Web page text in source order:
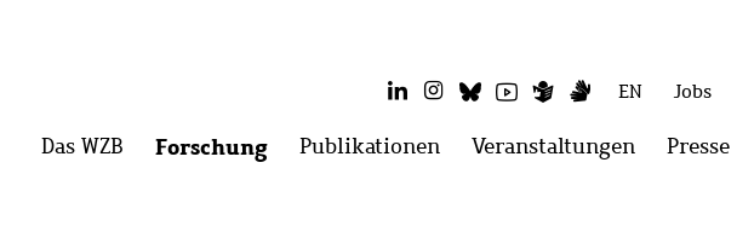
LinkedInInstagram
BlueskyYoutubeLeichte
Sprache
EN
Menü
Jobs
Hauptmenü
Das WZB Menü
Forschung Menü
Publikationen Menü
Veranstaltungen Menü
Presse